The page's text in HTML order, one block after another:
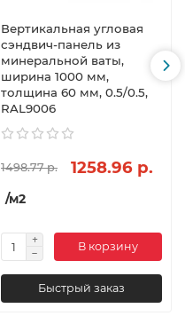
Вертикальная угловая
сэндвич-панель из
минеральной ваты,
ширина 1000 мм,
толщина 60 мм, 0.5/0.5,
RAL9006
1498.77 р. 1258.96 р.
/м2
В корзину
Быстрый заказ